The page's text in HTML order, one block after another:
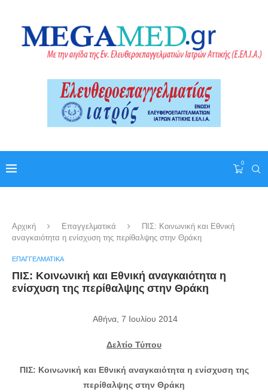
0
Αρχική Επαγγελματικά
ΠΙΣ: Κοινωνική και Εθνική
αναγκαιότητα η ενίσχυση της περίθαλψης στην Θράκη
ΕΠΑΓΓΕΛΜΑΤΙΚΆ
ΠΙΣ: Κοινωνική και Εθνική αναγκαιότητα η
ενίσχυση της περίθαλψης στην Θράκη
Αθήνα, 7 Ιουλίου 2014
Δελτίο Τύπου
ΠΙΣ: Κοινωνική και Εθνική αναγκαιότητα η ενίσχυση της
περίθαλψης στην Θράκη